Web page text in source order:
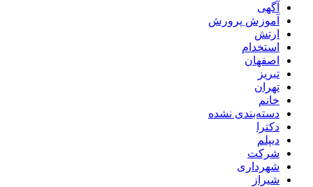
آگهی
آموزش پرورش
ارتش
استخدام
اصفهان
تبریز
تهران
خانم
دسته‌بندی نشده
دکترا
دیپلم
شرکت
شهرداری
شیراز